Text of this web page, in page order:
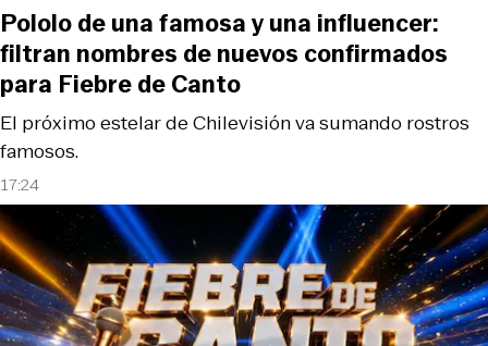
17:24
El próximo estelar de Chilevisión va sumando rostros
famosos.
Pololo de una famosa y una influencer:
filtran nombres de nuevos confirmados
para Fiebre de Canto